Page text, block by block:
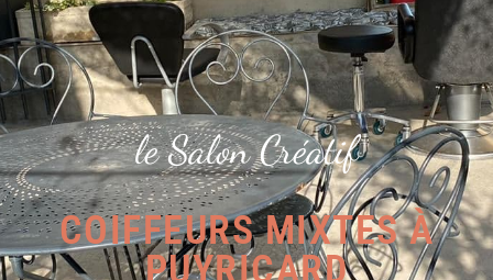
le Salon Créatif
COIFFEURS MIXTES À
PUYRICARD